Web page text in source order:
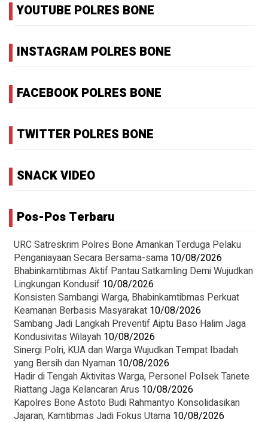
YOUTUBE POLRES BONE
INSTAGRAM POLRES BONE
FACEBOOK POLRES BONE
TWITTER POLRES BONE
SNACK VIDEO
Pos-Pos Terbaru
URC Satreskrim Polres Bone Amankan Terduga Pelaku
Penganiayaan Secara Bersama-sama 10/08/2026
Bhabinkamtibmas Aktif Pantau Satkamling Demi Wujudkan
Lingkungan Kondusif 10/08/2026
Konsisten Sambangi Warga, Bhabinkamtibmas Perkuat
Keamanan Berbasis Masyarakat 10/08/2026
Sambang Jadi Langkah Preventif Aiptu Baso Halim Jaga
Kondusivitas Wilayah 10/08/2026
Sinergi Polri, KUA dan Warga Wujudkan Tempat Ibadah
yang Bersih dan Nyaman 10/08/2026
Hadir di Tengah Aktivitas Warga, Personel Polsek Tanete
Riattang Jaga Kelancaran Arus 10/08/2026
Kapolres Bone Astoto Budi Rahmantyo Konsolidasikan
Jajaran, Kamtibmas Jadi Fokus Utama 10/08/2026